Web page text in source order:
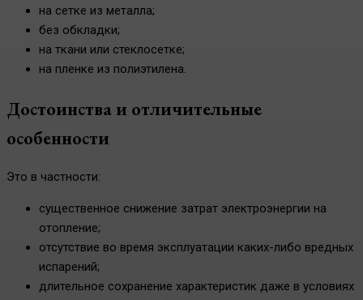
на сетке из металла;
без обкладки;
на ткани или стеклосетке;
на пленке из полиэтилена.
Достоинства и отличительные
особенности
Это в частности:
существенное снижение затрат электроэнергии на
отопление;
отсутствие во время эксплуатации каких-либо вредных
испарений;
длительное сохранение характеристик даже в условиях